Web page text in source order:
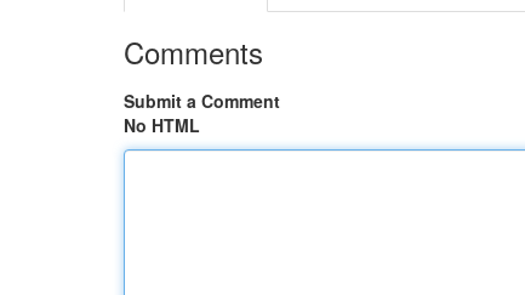
Comments
Submit a Comment
No HTML